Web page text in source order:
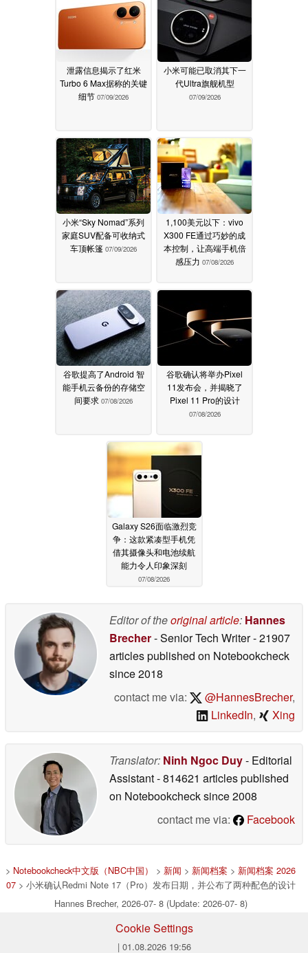
泄露信息揭示了红米
Turbo 6 Max据称的关键
细节 07/09/2026
小米可能已取消其下一
代Ultra旗舰机型
07/09/2026
小米“Sky Nomad”系列
家庭SUV配备可收纳式
车顶帐篷 07/09/2026
1,100美元以下：vivo
X300 FE通过巧妙的成
本控制，让高端手机倍
感压力 07/08/2026
谷歌提高了Android 智
能手机云备份的存储空
间要求 07/08/2026
谷歌确认将举办Pixel
11发布会，并揭晓了
Pixel 11 Pro的设计
07/08/2026
Galaxy S26面临激烈竞
争：这款紧凑型手机凭
借其摄像头和电池续航
能力令人印象深刻
07/08/2026
Editor of theoriginal article: Hannes
Brecher- Senior Tech Writer- 21907
articles published on Notebookcheck
since 2018
contact me via:
@HannesBrecher,
LinkedIn, Xing
Translator: Ninh Ngoc Duy- Editorial
Assistant- 814621 articles published
on Notebookchecksince 2008
contact me via:
Facebook
> Notebookcheck中文版（NBC中国） > 新闻 > 新闻档案 > 新闻档案 2026
07> 小米确认Redmi Note 17（Pro）发布日期，并公布了两种配色的设计
Hannes Brecher, 2026-07- 8 (Update: 2026-07- 8)
Cookie Settings
| 01.08.2026 19:56